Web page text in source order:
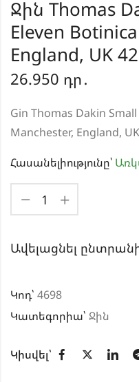
Ջին Thomas
Eleven
England, UK
26.950 դր․
Gin Thomas Dakin
Manchester, England,
Հասանելիությունը՝
Ավելացնել
Կոդ՝ 4698
Կատեգորիա՝ Ջին
Կիսվել՝